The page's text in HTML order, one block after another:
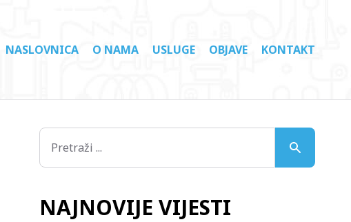
NASLOVNICA O NAMA USLUGE OBJAVE KONTAKT
NAJNOVIJE VIJESTI